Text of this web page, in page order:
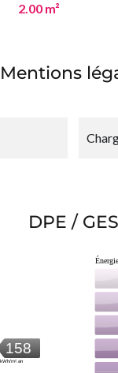
2.00 m²
Mentions
DPE / GES
158
kWh/m².an